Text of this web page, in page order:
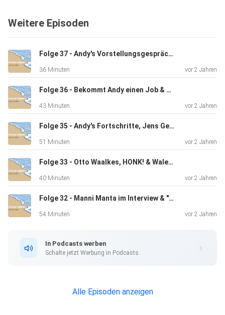
29.01.24 - Ende unserer ersten GLEM Charity Auktion!
ALLE die teilgenommen und mitgeboten, aber natürlich
auch alle
die uns mit Spenden unterstützt und das Ganze überhaupt
erst
möglich gemacht haben! Diese Folge ist tatsächlich
kürzeste Folge bisher - zu Beginn lasse ich die Charity
Auktion
euch noch
ein paar Infos dazu. Danach geht es weiter mit einem zuvor
Jungs sich
auch noch kurz bedanken und wir sind auch schon am Ende
Weitere Episoden
Folge 37 - Andy's Vorstellungsgespräch & Fortschritte
36 Minuten vor 2 Jahren
Folge 36 - Bekommt Andy einen Job & Spende von Carlos Lucio/Et Dömsche
43 Minuten vor 2 Jahren
Folge 35 - Andy's Fortschritte, Jens Gesundheit macht Probleme & kurze Winterpause
51 Minuten vor 2 Jahren
Folge 33 - Otto Waalkes, HONK! & Walentowski Galerien
40 Minuten vor 2 Jahren
Folge 32 - Manni Manta im Interview & "Uwe Update"
54 Minuten vor 2 Jahren
In Podcasts werben
Schalte jetzt Werbung in Podcasts.
Alle Episoden anzeigen